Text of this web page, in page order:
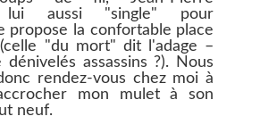
lui aussi "single" pour
propose la confortable place
"du mort" dit l'adage –
dénivelés assassins ?). Nous
rendez-vous chez moi à
mon mulet à son
neuf.